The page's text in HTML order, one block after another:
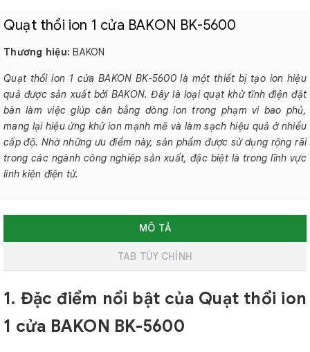
Quạt thổi ion 1 cửa BAKON BK-5600
Thương hiệu: BAKON
Quạt thổi ion 1 cửa BAKON BK-5600 là một thiết bị tạo ion hiệu
quả được sản xuất bởi BAKON. Đây là loại quạt khử tĩnh điện đặt
bàn làm việc giúp cân bằng dòng ion trong phạm vi bao phủ,
mang lại hiệu ứng khử ion mạnh mẽ và làm sạch hiệu quả ở nhiều
cấp độ. Nhờ những ưu điểm này, sản phẩm được sử dụng rộng rãi
trong các ngành công nghiệp sản xuất, đặc biệt là trong lĩnh vực
linh kiện điện tử.
MÔ TẢ
TAB TÙY CHỈNH
1. Đặc điểm nổi bật của Quạt thổi ion
1 cửa BAKON BK-5600